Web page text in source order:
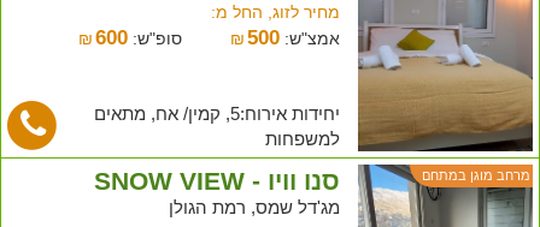
מחיר לזוג, החל מ:
אמצ"ש:
₪500 סופ"ש: ₪ 600
יחידות אירוח:5, קמין/ אח, מתאים
למשפחות
מרחב מוגן במתחם סנו וויו - SNOW VIEW
מג'דל שמס, רמת הגולן